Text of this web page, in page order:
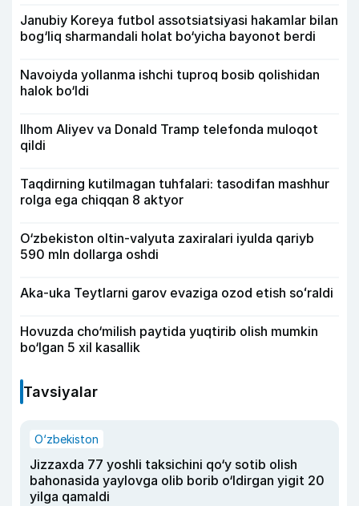
Janubiy Koreya futbol assotsiatsiyasi hakamlar bilan
bog‘liq sharmandali holat bo‘yicha bayonot berdi
Navoiyda yollanma ishchi tuproq bosib qolishidan
halok bo‘ldi
Ilhom Aliyev va Donald Tramp telefonda muloqot
qildi
Taqdirning kutilmagan tuhfalari: tasodifan mashhur
rolga ega chiqqan 8 aktyor
O‘zbekiston oltin-valyuta zaxiralari iyulda qariyb
590 mln dollarga oshdi
Aka-uka Teytlarni garov evaziga ozod etish soʻraldi
Hovuzda cho‘milish paytida yuqtirib olish mumkin
bo‘lgan 5 xil kasallik
Tavsiyalar
O‘zbekiston
Jizzaxda 77 yoshli taksichini qo‘y sotib olish
bahonasida yaylovga olib borib o‘ldirgan yigit 20
yilga qamaldi